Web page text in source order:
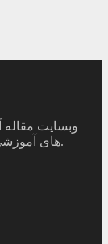
های آموزشی آی تی و کامپیوتر شروع به فعالیت کرده است.